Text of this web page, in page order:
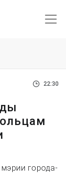
22:30
города-